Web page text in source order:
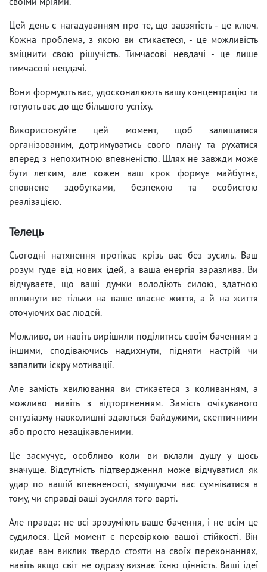
Цей день є нагадуванням про те, що завзятість - це ключ.
Кожна проблема, з якою ви стикаєтеся, - це можливість
зміцнити свою рішучість. Тимчасові невдачі - це лише
тимчасові невдачі.
Вони формують вас, удосконалюють вашу концентрацію та
готують вас до ще більшого успіху.
Використовуйте цей момент, щоб залишатися
організованим, дотримуватись свого плану та рухатися
вперед з непохитною впевненістю. Шлях не завжди може
бути легким, але кожен ваш крок формує майбутнє,
сповнене здобутками, безпекою та особистою
реалізацією.
Телець
Сьогодні натхнення протікає крізь вас без зусиль. Ваш
розум гуде від нових ідей, а ваша енергія заразлива. Ви
відчуваєте, що ваші думки володіють силою, здатною
вплинути не тільки на ваше власне життя, а й на життя
оточуючих вас людей.
Можливо, ви навіть вирішили поділитись своїм баченням з
іншими, сподіваючись надихнути, підняти настрій чи
запалити іскру мотивації.
Але замість хвилювання ви стикаєтеся з коливанням, а
можливо навіть з відторгненням. Замість очікуваного
ентузіазму навколишні здаються байдужими, скептичними
або просто незацікавленими.
Це засмучує, особливо коли ви вклали душу у щось
значуще. Відсутність підтвердження може відчуватися як
удар по вашій впевненості, змушуючи вас сумніватися в
тому, чи справді ваші зусилля того варті.
Але правда: не всі зрозуміють ваше бачення, і не всім це
судилося. Цей момент є перевіркою вашої стійкості. Він
кидає вам виклик твердо стояти на своїх переконаннях,
навіть якщо світ не одразу визнає їхню цінність. Ваші ідеї